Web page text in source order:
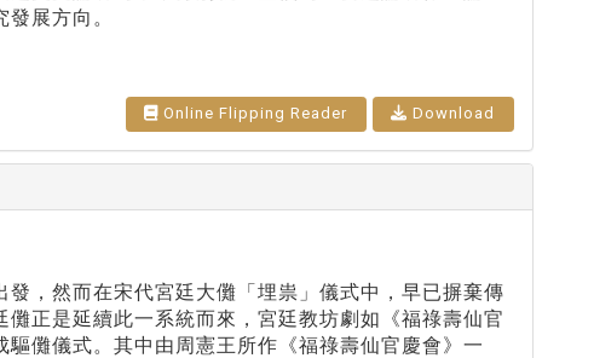
展方向。
Online Flipping Reader Download
，然而在宋代宮廷大儺「埋祟」儀式中，早已摒棄傳
正是延續此一系統而來，宮廷教坊劇如《福祿壽仙官
儺儀式。其中由周憲王所作《福祿壽仙官慶會》一